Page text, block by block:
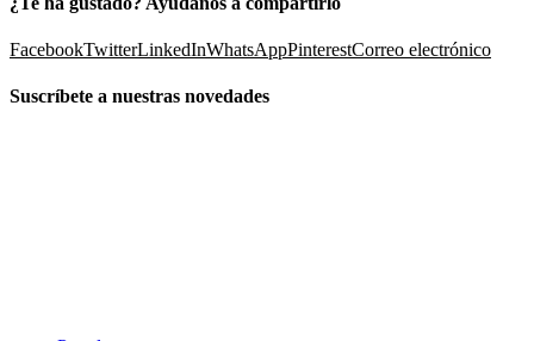
FacebookTwitterLinkedInWhatsAppPinterestCorreo electrónico
Suscríbete a nuestras novedades